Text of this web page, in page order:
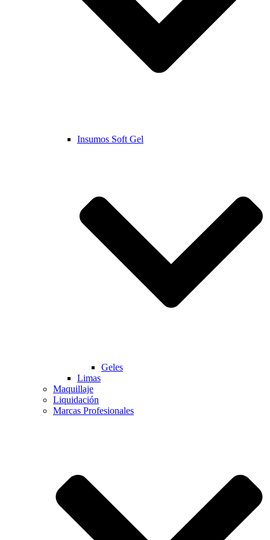
Insumos Soft Gel
Geles
Limas
Maquillaje
Liquidación
Marcas Profesionales